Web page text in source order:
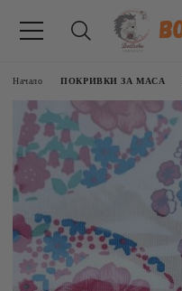
Начало ПОКРИВКИ ЗА МАСА